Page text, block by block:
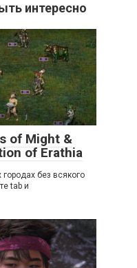
интересно
of Might &
of Erathia
без всякого
tab и